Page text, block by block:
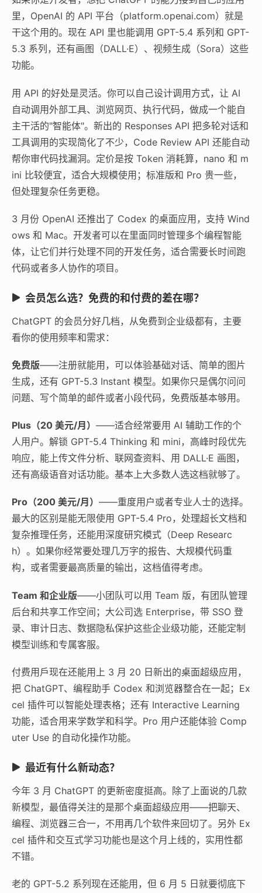
里，OpenAI 的 API 平台（platform.openai.com）就是
干这个用的。现在 API 里也能调用 GPT-5.4 系列和 GPT-
5.3 系列，还有画图（DALL·E）、视频生成（Sora）这些
功能。
用 API 的好处是灵活。你可以自己设计调用方式，让 AI
自动调用外部工具、浏览网页、执行代码，做成一个能自
主干活的"智能体"。新出的 Responses API 把多轮对话和
工具调用的实现简化了不少，Code Review API 还能自动
帮你审代码找漏洞。定价是按 Token 消耗算，nano 和 m
ini 比较便宜，适合大规模使用；标准版和 Pro 贵一些，
但处理复杂任务更稳。
3 月份 OpenAI 还推出了 Codex 的桌面应用，支持 Wind
ows 和 Mac。开发者可以在里面同时管理多个编程智能
体，让它们并行处理不同的开发任务，适合需要长时间跑
代码或者多人协作的项目。
会员怎么选？免费的和付费的差在哪？
ChatGPT 的会员分好几档，从免费到企业级都有，主要
看你的使用频率和需求：
免费版——注册就能用，可以体验基础对话、简单的图片
生成，还有 GPT-5.3 Instant 模型。如果你只是偶尔问问
问题、写个简单的邮件或者小段代码，免费版基本够用。
Plus（20 美元/月） ——适合经常要用 AI 辅助工作的个
人用户。解锁 GPT-5.4 Thinking 和 mini，高峰时段优先
响应，能上传文件分析、联网查资料、用 DALL·E 画图，
还有高级语音对话功能。基本上大多数人选这档就够了。
Pro（200 美元/月） ——重度用户或者专业人士的选择。
最大的区别是能无限使用 GPT-5.4 Pro，处理超长文档和
复杂推理任务，还能用深度研究模式（Deep Researc
h）。如果你经常要处理几万字的报告、大规模代码重
构，或者需要最高质量的输出，这档值得考虑。
Team 和企业版——小团队可以用 Team 版，有团队管理
后台和共享工作空间；大公司选 Enterprise，带 SSO 登
录、审计日志、数据隐私保护这些企业级功能，还能定制
模型训练和专属客服。
付费用戶现在还能用上 3 月 20 日新出的桌面超级应用，
把 ChatGPT、编程助手 Codex 和浏览器整合在一起；Ex
cel 插件可以智能处理表格；还有 Interactive Learning
功能，适合用来学数学和科学。Pro 用户还能体验 Comp
uter Use 的自动化操作功能。
最近有什么新动态？
今年 3 月 ChatGPT 的更新密度挺高。除了上面说的几款
新模型，最值得关注的是那个桌面超级应用——把聊天、
编程、浏览器三合一，不用再几个软件来回切了。另外 Ex
cel 插件和交互式学习功能也是这个月上线的，实用性都
不错。
老的 GPT-5.2 系列现在还能用，但 6 月 5 日就要彻底下